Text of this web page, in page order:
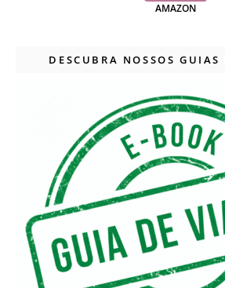
AMAZON
DESCUBRA NOSSOS